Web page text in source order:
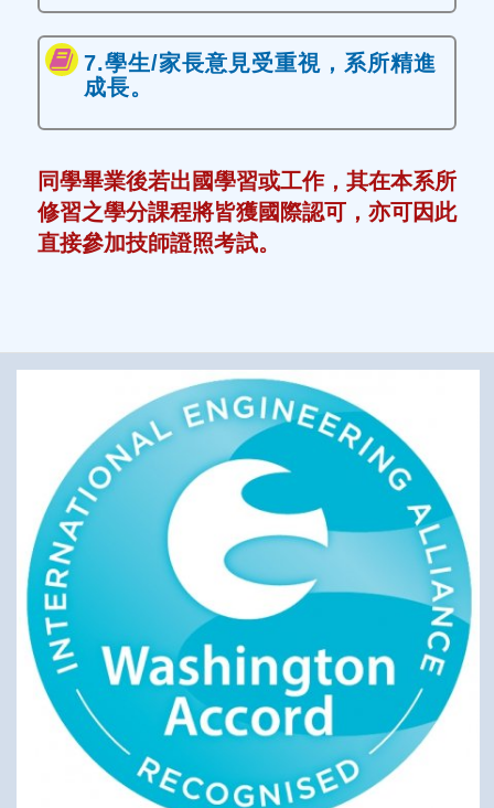
7.學生/家長意見受重視，系所精進
成長。
同學畢業後若出國學習或工作，其在本系所
修習之學分課程將皆獲國際認可，亦可因此
直接參加技師證照考試。